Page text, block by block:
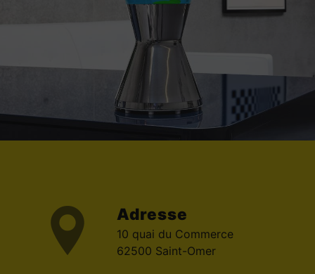
Adresse
10 quai du Commerce
62500 Saint-Omer